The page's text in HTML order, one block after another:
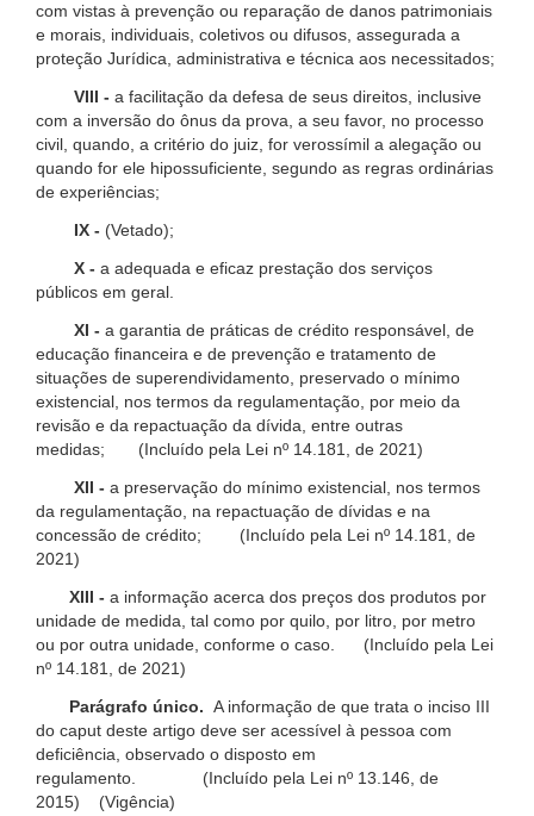
com vistas à prevenção ou reparação de danos patrimoniais
e morais, individuais, coletivos ou difusos, assegurada a
proteção Jurídica, administrativa e técnica aos necessitados;
VIII - a facilitação da defesa de seus direitos, inclusive
com a inversão do ônus da prova, a seu favor, no processo
civil, quando, a critério do juiz, for verossímil a alegação ou
quando for ele hipossuficiente, segundo as regras ordinárias
de experiências;
IX - (Vetado);
X - a adequada e eficaz prestação dos serviços
públicos em geral.
XI - a garantia de práticas de crédito responsável, de
educação financeira e de prevenção e tratamento de
situações de superendividamento, preservado o mínimo
existencial, nos termos da regulamentação, por meio da
revisão e da repactuação da dívida, entre outras
medidas; (Incluído pela Lei nº 14.181, de 2021)
XII - a preservação do mínimo existencial, nos termos
da regulamentação, na repactuação de dívidas e na
concessão de crédito; (Incluído pela Lei nº 14.181, de
2021)
XIII - a informação acerca dos preços dos produtos por
unidade de medida, tal como por quilo, por litro, por metro
ou por outra unidade, conforme o caso. (Incluído pela Lei
nº 14.181, de 2021)
Parágrafo único. A informação de que trata o inciso III
do caput deste artigo deve ser acessível à pessoa com
deficiência, observado o disposto em
regulamento. (Incluído pela Lei nº 13.146, de
2015) (Vigência)